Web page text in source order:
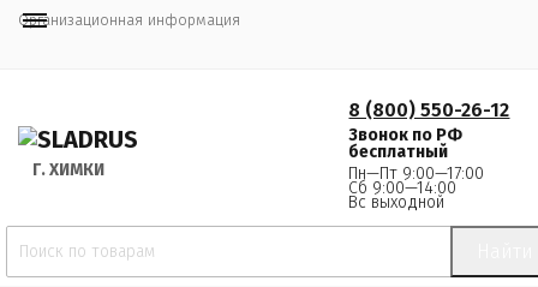
Организационная информация
Г. ХИМКИ
8 (800) 550-26-12
Звонок по РФ
бесплатный
Пн—Пт 9:00—17:00
Сб 9:00—14:00
Вс выходной